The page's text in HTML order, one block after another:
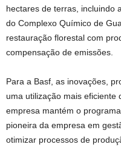
hectares de terras, incluindo
do Complexo Químico de
restauração florestal com
compensação de emissões.
Para a Basf, as inovações,
uma utilização mais eficiente
empresa mantém o
pioneira da empresa em
otimizar processos de